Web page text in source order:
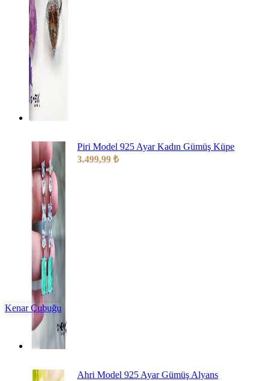
Piri Model 925 Ayar Kadın Gümüş Küpe
3.499,99 ₺
Ahri Model 925 Ayar Gümüş Alyans
Kenar Çubuğu